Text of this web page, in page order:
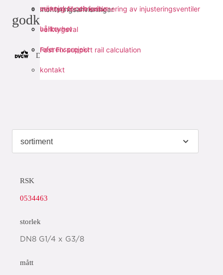
monteringsanvisningar
verktyg för dimensionering av injusteringsventiler
verktygsval
Fast Fix support rail calculation
människor och kultur
hållbarhet
referensprojekt
kontakt
godkännanden
DVGW Wasser
RSK
0534463
storlek
DN8 G1/4 x G3/8
mått